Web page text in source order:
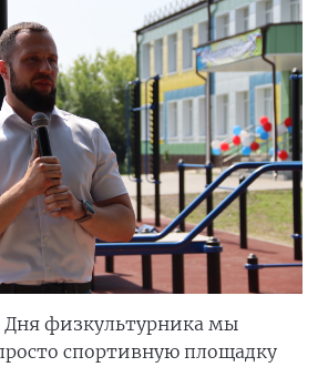
Дня физкультурника мы
спортивную площадку